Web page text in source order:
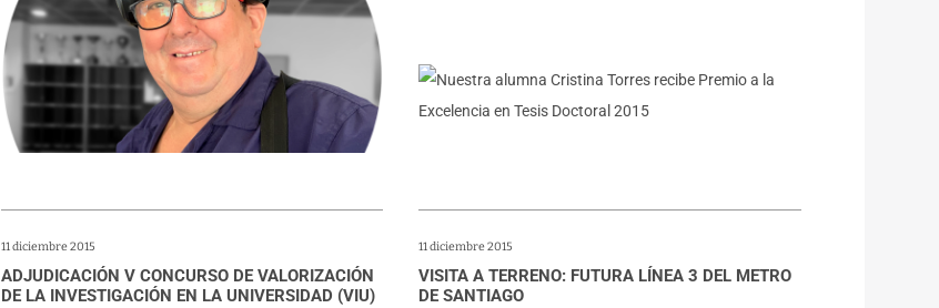
11 diciembre 2015
ADJUDICACIÓN V CONCURSO DE VALORIZACIÓN
DE LA INVESTIGACIÓN EN LA UNIVERSIDAD (VIU)
11 diciembre 2015
VISITA A TERRENO: FUTURA LÍNEA 3 DEL METRO
DE SANTIAGO